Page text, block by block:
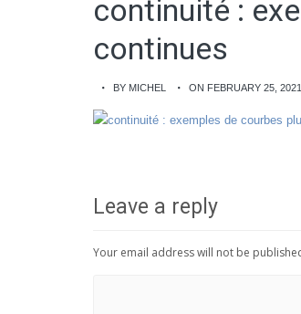
continuité :
continues
BY MICHEL ON FEBRUARY 25, 2021
Leave a reply
Your email address will not be